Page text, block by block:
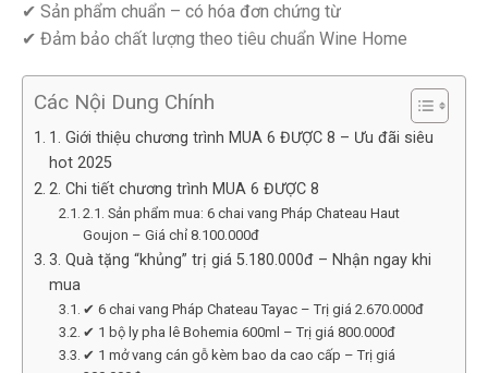
✔ Sản phẩm chuẩn – có hóa đơn chứng từ
✔ Đảm bảo chất lượng theo tiêu chuẩn Wine Home
Các Nội Dung Chính
1. Giới thiệu chương trình MUA 6 ĐƯỢC 8 – Ưu đãi siêu
hot 2025
2. Chi tiết chương trình MUA 6 ĐƯỢC 8
2.1. Sản phẩm mua: 6 chai vang Pháp Chateau Haut
Goujon – Giá chỉ 8.100.000đ
3. Quà tặng “khủng” trị giá 5.180.000đ – Nhận ngay khi
mua
✔ 6 chai vang Pháp Chateau Tayac – Trị giá 2.670.000đ
✔ 1 bộ ly pha lê Bohemia 600ml – Trị giá 800.000đ
✔ 1 mở vang cán gỗ kèm bao da cao cấp – Trị giá